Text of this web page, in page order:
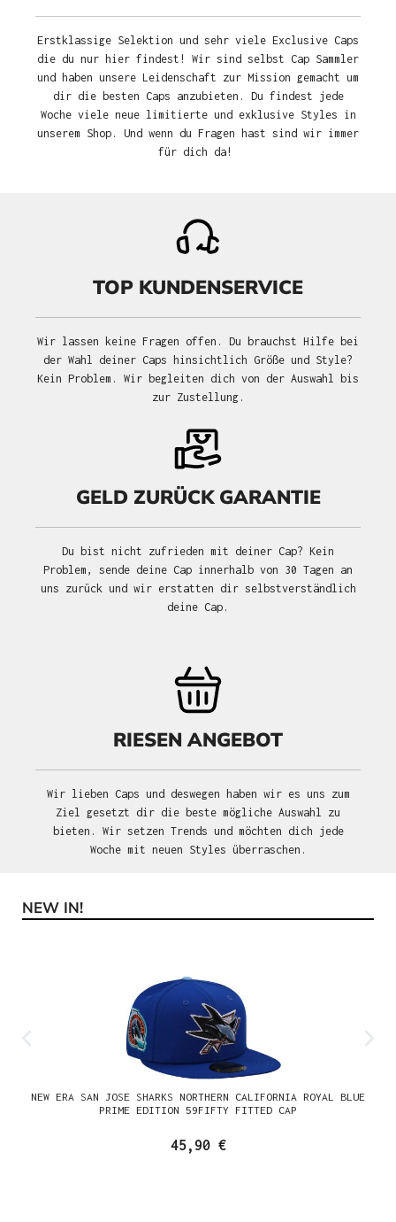
Erstklassige Selektion und sehr viele Exclusive Caps
die du nur hier findest! Wir sind selbst Cap Sammler
und haben unsere Leidenschaft zur Mission gemacht um
dir die besten Caps anzubieten. Du findest jede
Woche viele neue limitierte und exklusive Styles in
unserem Shop. Und wenn du Fragen hast sind wir immer
für dich da!
TOP KUNDENSERVICE
Wir lassen keine Fragen offen. Du brauchst Hilfe bei
der Wahl deiner Caps hinsichtlich Größe und Style?
Kein Problem. Wir begleiten dich von der Auswahl bis
zur Zustellung.
GELD ZURÜCK GARANTIE
Du bist nicht zufrieden mit deiner Cap? Kein
Problem, sende deine Cap innerhalb von 30 Tagen an
uns zurück und wir erstatten dir selbstverständlich
deine Cap.
RIESEN ANGEBOT
Wir lieben Caps und deswegen haben wir es uns zum
Ziel gesetzt dir die beste mögliche Auswahl zu
bieten. Wir setzen Trends und möchten dich jede
Woche mit neuen Styles überraschen.
Produktgalerie überspringen
NEW IN!
NEW ERA SAN JOSE SHARKS NORTHERN CALIFORNIA ROYAL BLUE
PRIME EDITION 59FIFTY FITTED CAP
45,90 €